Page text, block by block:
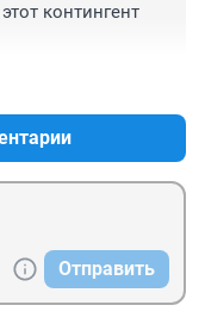
так жалко
частную
контингент
Отправить